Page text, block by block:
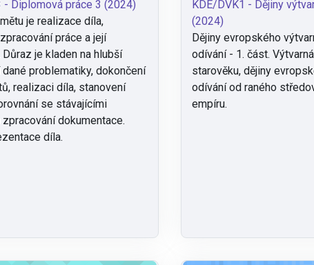
- Diplomová práce 3 (2024)
je realizace díla,
práce a její
je kladen na hlubší
problematiky, dokončení
realizaci díla, stanovení
se stávajícími
dokumentace.
díla.
KDE/DVK1 - Dějiny
(2024)
Dějiny evropského
odívání - 1. část.
starověku, dějiny
odívání od raného
empíru.